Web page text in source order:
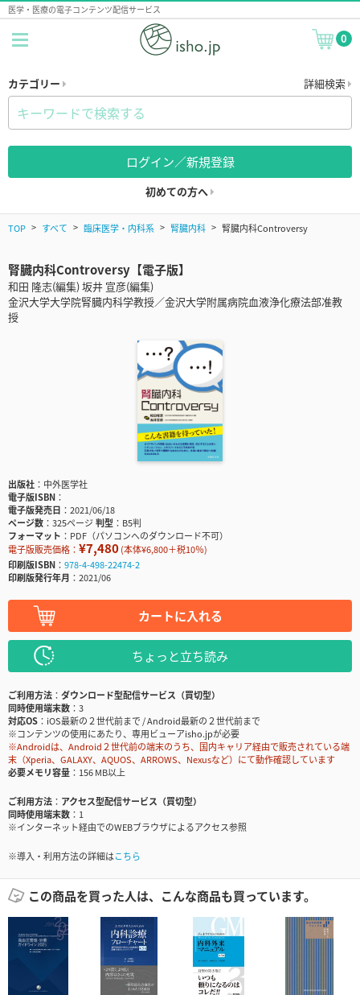
医学・医療の電子コンテンツ配信サービス
0
カテゴリー 詳細検索
ログイン／新規登録
初めての方へ
TOP すべて 臨床医学・内科系 腎臓内科 腎臓内科Controversy
腎臓内科Controversy【電子版】
和田 隆志(編集) 坂井 宣彦(編集)
金沢大学大学院腎臓内科学教授／金沢大学附属病院血液浄化療法部准教
授
出版社
中外医学社
電子版ISBN
電子版発売日
2021/06/18
ページ数
325ページ判型
B5判
フォーマット
PDF（パソコンへのダウンロード不可）
電子版販売価格： ¥7,480(本体¥6,800＋税10％)
印刷版ISBN
978-4-498-22474-2
印刷版発行年月
2021/06
カートに入れる
ちょっと立ち読み
ご利用方法
ダウンロード型配信サービス（買切型）
同時使用端末数
3
対応OS
iOS最新の２世代前まで / Android最新の２世代前まで
※コンテンツの使用にあたり、専用ビューアisho.jpが必要
※Androidは、Android２世代前の端末のうち、国内キャリア経由で販売されている端
末（Xperia、GALAXY、AQUOS、ARROWS、Nexusなど）にて動作確認しています
必要メモリ容量
156 MB以上
ご利用方法
アクセス型配信サービス（買切型）
同時使用端末数
1
※インターネット経由でのWEBブラウザによるアクセス参照
※導入・利用方法の詳細はこちら
この商品を買った人は、こんな商品も買っています。